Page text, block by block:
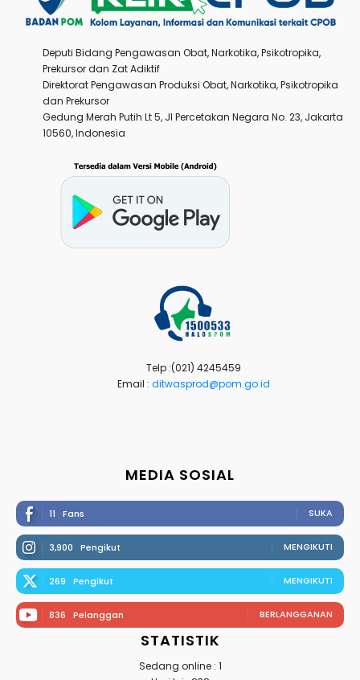
Deputi Bidang Pengawasan Obat, Narkotika, Psikotropika,
Prekursor dan Zat Adiktif
Direktorat Pengawasan Produksi Obat, Narkotika, Psikotropika
dan Prekursor
Gedung Merah Putih Lt 5, Jl Percetakan Negara No. 23, Jakarta
10560, Indonesia
Telp :(021) 4245459
Email : ditwasprod@pom.go.id
MEDIA SOSIAL
11 Fans SUKA
3,900 Pengikut MENGIKUTI
269 Pengikut MENGIKUTI
836 Pelanggan BERLANGGANAN
STATISTIK
Sedang online : 1